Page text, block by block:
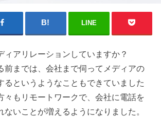
LINE
ィアリレーションしていますか？
前までは、会社まで伺ってメディアの
るというようなこともできていました
々もリモートワークで、会社に電話を
ないことが増えるようになりました。